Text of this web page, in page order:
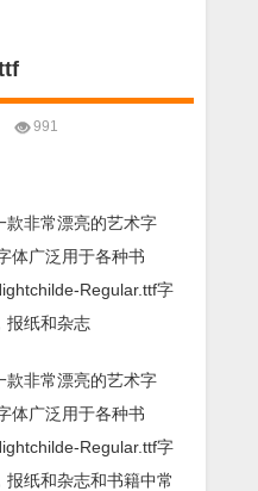
991
款非常漂亮的艺术字
体广泛用于各种书
Regular.ttf字
报纸和杂志
款非常漂亮的艺术字
体广泛用于各种书
Regular.ttf字
纸和杂志和书籍中常